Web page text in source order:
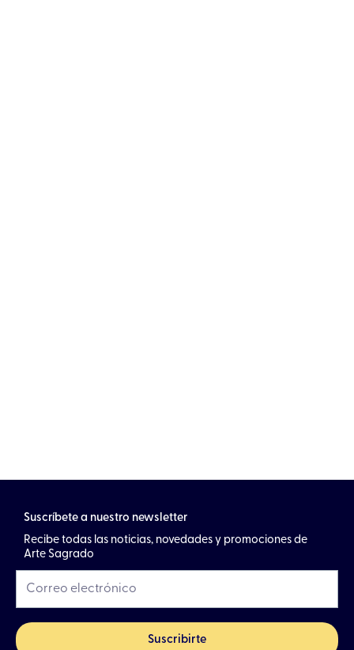
Suscríbete a nuestro newsletter
Recibe todas las noticias, novedades y promociones de
Arte Sagrado
Suscribirte